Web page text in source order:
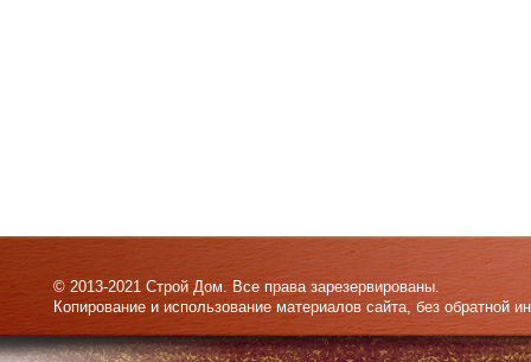
© 2013-2021 Строй Дом. Все права зарезервированы.
Копирование и использование материалов сайта, без обратной